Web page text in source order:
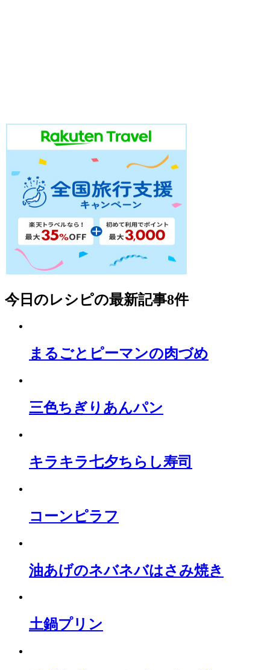
今日のレシピの最新記事8件
まるごとピーマンの肉づめ
三色ちぎりあんパン
キラキラ七夕ちらし寿司
コーンピラフ
油あげのネバネバはさみ焼き
土鍋プリン